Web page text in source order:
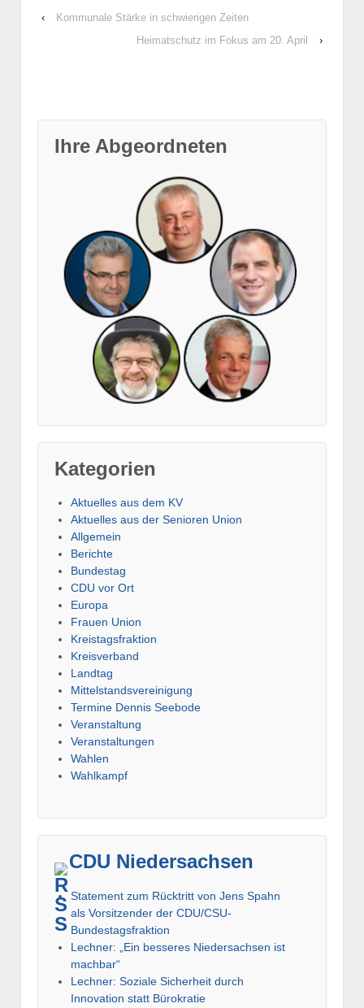
‹
Kommunale Stärke in schwierigen Zeiten
Heimatschutz im Fokus am 20. April
›
Ihre Abgeordneten
Kategorien
Aktuelles aus dem KV
Aktuelles aus der Senioren Union
Allgemein
Berichte
Bundestag
CDU vor Ort
Europa
Frauen Union
Kreistagsfraktion
Kreisverband
Landtag
Mittelstandsvereinigung
Termine Dennis Seebode
Veranstaltung
Veranstaltungen
Wahlen
Wahlkampf
CDU Niedersachsen
Statement zum Rücktritt von Jens Spahn
als Vorsitzender der CDU/CSU-
Bundestagsfraktion
Lechner: „Ein besseres Niedersachsen ist
machbar“
Lechner: Soziale Sicherheit durch
Innovation statt Bürokratie